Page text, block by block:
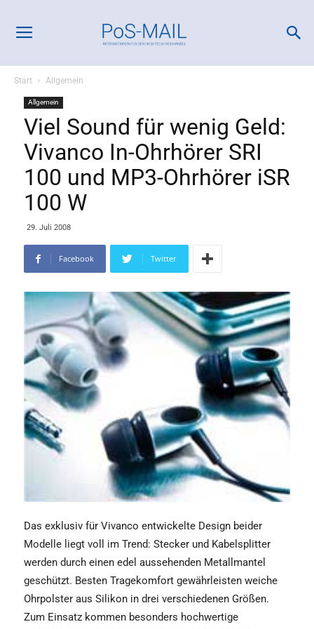
Start Allgemein
Allgemein
Viel Sound für wenig Geld:
Vivanco In-Ohrhörer SRI
100 und MP3-Ohrhörer iSR
100 W
29. Juli 2008
Facebook Twitter
Das exklusiv für Vivanco entwickelte Design beider
Modelle liegt voll im Trend: Stecker und Kabelsplitter
werden durch einen edel aussehenden Metallmantel
geschützt. Besten Tragekomfort gewährleisten weiche
Ohrpolster aus Silikon in drei verschiedenen Größen.
Zum Einsatz kommen besonders hochwertige